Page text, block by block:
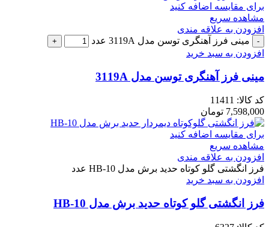
برای مقایسه اضافه کنید
مشاهده سریع
افزودن به علاقه مندی
مینی فرز آهنگری توسن مدل 3119A عدد
افزودن به سبد خرید
مینی فرز آهنگری توسن مدل 3119A
کد کالا: 11411
7,598,000 تومان
برای مقایسه اضافه کنید
مشاهده سریع
افزودن به علاقه مندی
فرز انگشتی گلو کوتاه حدید برش مدل HB-10 عدد
افزودن به سبد خرید
فرز انگشتی گلو کوتاه حدید برش مدل HB-10